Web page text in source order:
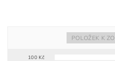
100Kč
POLOŽEK K